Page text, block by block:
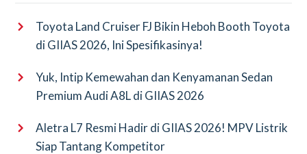
Toyota Land Cruiser FJ Bikin Heboh Booth Toyota
di GIIAS 2026, Ini Spesifikasinya!
Yuk, Intip Kemewahan dan Kenyamanan Sedan
Premium Audi A8L di GIIAS 2026
Aletra L7 Resmi Hadir di GIIAS 2026! MPV Listrik
Siap Tantang Kompetitor